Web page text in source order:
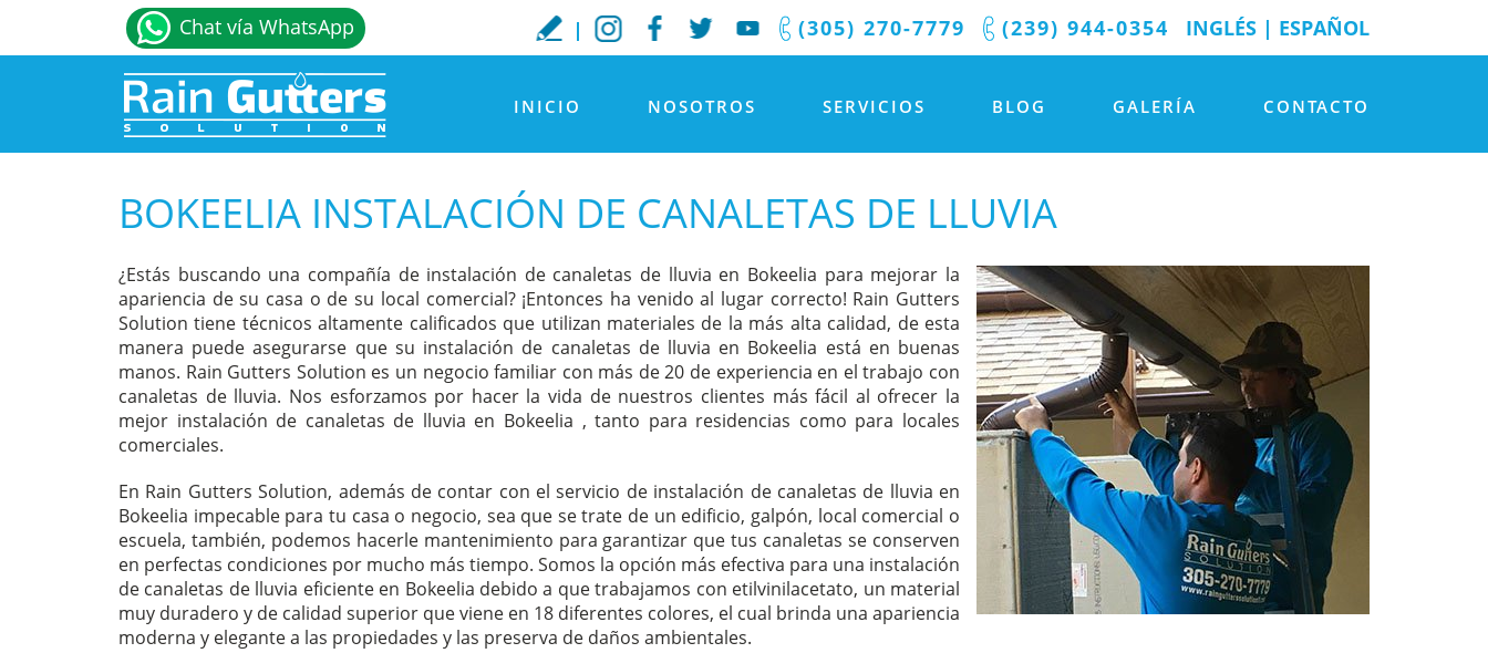
INGLÉS | ESPAÑOL
(239) 944-0354
(305) 270-7779
Chat vía WhatsApp
INICIO NOSOTROS SERVICIOS BLOG GALERÍA CONTACTO
BOKEELIA INSTALACIÓN DE CANALETAS DE LLUVIA
¿Estás buscando una compañía de instalación de canaletas de lluvia en Bokeelia para mejorar la
apariencia de su casa o de su local comercial? ¡Entonces ha venido al lugar correcto! Rain Gutters
Solution tiene técnicos altamente calificados que utilizan materiales de la más alta calidad, de esta
manera puede asegurarse que su instalación de canaletas de lluvia en Bokeelia está en buenas
manos. Rain Gutters Solution es un negocio familiar con más de 20 de experiencia en el trabajo con
canaletas de lluvia. Nos esforzamos por hacer la vida de nuestros clientes más fácil al ofrecer la
mejor instalación de canaletas de lluvia en Bokeelia , tanto para residencias como para locales
comerciales.
En Rain Gutters Solution, además de contar con el servicio de instalación de canaletas de lluvia en
Bokeelia impecable para tu casa o negocio, sea que se trate de un edificio, galpón, local comercial o
escuela, también, podemos hacerle mantenimiento para garantizar que tus canaletas se conserven
en perfectas condiciones por mucho más tiempo. Somos la opción más efectiva para una instalación
de canaletas de lluvia eficiente en Bokeelia debido a que trabajamos con etilvinilacetato, un material
muy duradero y de calidad superior que viene en 18 diferentes colores, el cual brinda una apariencia
moderna y elegante a las propiedades y las preserva de daños ambientales.